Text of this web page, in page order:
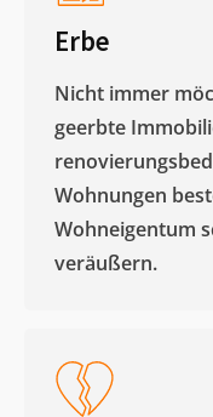
Erbe
Nicht immer
geerbte
Wohnungen
Wohneigentum
veräußern. ​